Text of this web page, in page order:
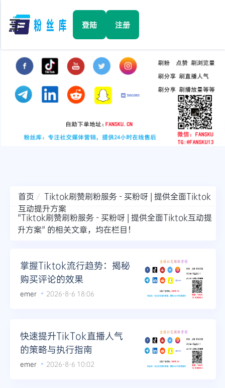
☰ 登陆 注册
Facebook
TikTok
YouTube
Twitter
更多
首页
Tiktok刷赞刷粉服务 - 买粉呀 | 提供全面Tiktok
互动提升方案
"Tiktok刷赞刷粉服务 - 买粉呀 | 提供全面Tiktok互动提
升方案" 的相关文章，均在栏目！
掌握Tiktok流行趋势：揭秘
购买评论的效果
emer 2026-8-6 18:06
快速提升TikTok直播人气
的策略与执行指南
emer 2026-8-6 10:02